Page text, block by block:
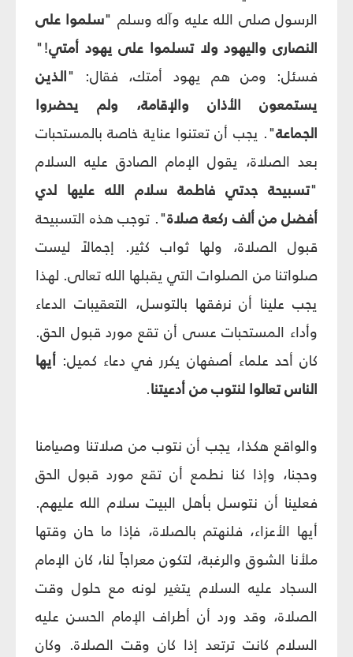
الرسول صلى الله عليه وآله وسلم "سلموا على
النصارى واليهود ولا تسلموا على يهود أمتي!"
فسئل: ومن هم يهود أمتك، فقال: "الذين
يستمعون الأذان والإقامة، ولم يحضروا
الجماعة". يجب أن تعتنوا عناية خاصة بالمستحبات
بعد الصلاة، يقول الإمام الصادق عليه السلام
"تسبيحة جدتي فاطمة سلام الله عليها لدي
أفضل من ألف ركعة صلاة". توجب هذه التسبيحة
قبول الصلاة، ولها ثواب كثير. إجمالاً ليست
صلواتنا من الصلوات التي يقبلها الله تعالى. لهذا
يجب علينا أن نرفقها بالتوسل، التعقيبات الدعاء
وأداء المستحبات عسى أن تقع مورد قبول الحق.
كان أحد علماء أصفهان يكرر في دعاء كميل: أيها
الناس تعالوا لنتوب من أدعيتنا.
والواقع هكذا، يجب أن نتوب من صلاتنا وصيامنا
وحجنا، وإذا كنا نطمع أن تقع مورد قبول الحق
فعلينا أن نتوسل بأهل البيت سلام الله عليهم.
أيها الأعزاء، فلنهتم بالصلاة، فإذا ما حان وقتها
ملأنا الشوق والرغبة، لتكون معراجاً لنا، كان الإمام
السجاد عليه السلام يتغير لونه مع حلول وقت
الصلاة، وقد ورد أن أطراف الإمام الحسن عليه
السلام كانت ترتعد إذا كان وقت الصلاة. وكان